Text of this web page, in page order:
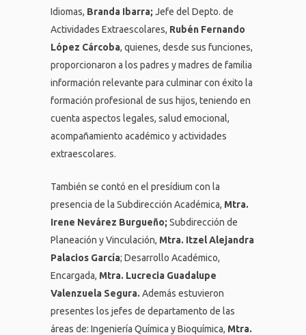
Idiomas, Branda Ibarra; Jefe del Depto. de
Actividades Extraescolares, Rubén Fernando
López Cárcoba, quienes, desde sus funciones,
proporcionaron a los padres y madres de familia
información relevante para culminar con éxito la
formación profesional de sus hijos, teniendo en
cuenta aspectos legales, salud emocional,
acompañamiento académico y actividades
extraescolares.
También se contó en el presídium con la
presencia de la Subdirección Académica, Mtra.
Irene Nevárez Burgueño; Subdirección de
Planeación y Vinculación, Mtra. Itzel Alejandra
Palacios García; Desarrollo Académico,
Encargada, Mtra. Lucrecia Guadalupe
Valenzuela Segura. Además estuvieron
presentes los jefes de departamento de las
áreas de: Ingeniería Química y Bioquímica, Mtra.